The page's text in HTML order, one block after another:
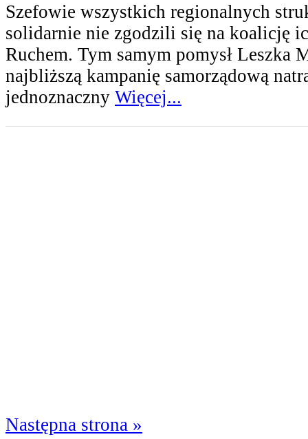
Szefowie wszystkich regionalnych
solidarnie nie zgodzili się na koalicję
Ruchem. Tym samym pomysł Leszka
najbliższą kampanię samorządową
jednoznaczny Więcej...
Następna strona »